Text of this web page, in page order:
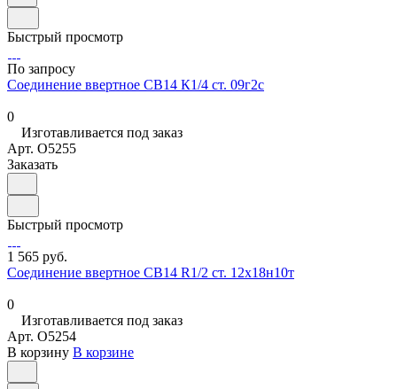
Быстрый просмотр
По запросу
Соединение ввертное СВ14 К1/4 ст. 09г2с
0
Изготавливается под заказ
Арт. O5255
Заказать
Быстрый просмотр
1 565 руб.
Соединение ввертное СВ14 R1/2 ст. 12х18н10т
0
Изготавливается под заказ
Арт. O5254
В корзину В корзине